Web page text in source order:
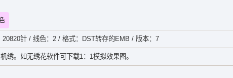
针 / 线色：2 / 格式：DST转存的EMB / 版本：7
绣。如无绣花软件可下载1：1模拟效果图。